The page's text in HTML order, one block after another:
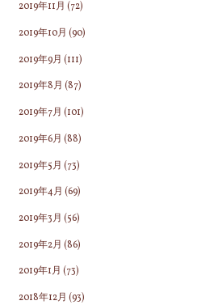
2019年11月 (72)
2019年10月 (90)
2019年9月 (111)
2019年8月 (87)
2019年7月 (101)
2019年6月 (88)
2019年5月 (73)
2019年4月 (69)
2019年3月 (56)
2019年2月 (86)
2019年1月 (73)
2018年12月 (93)